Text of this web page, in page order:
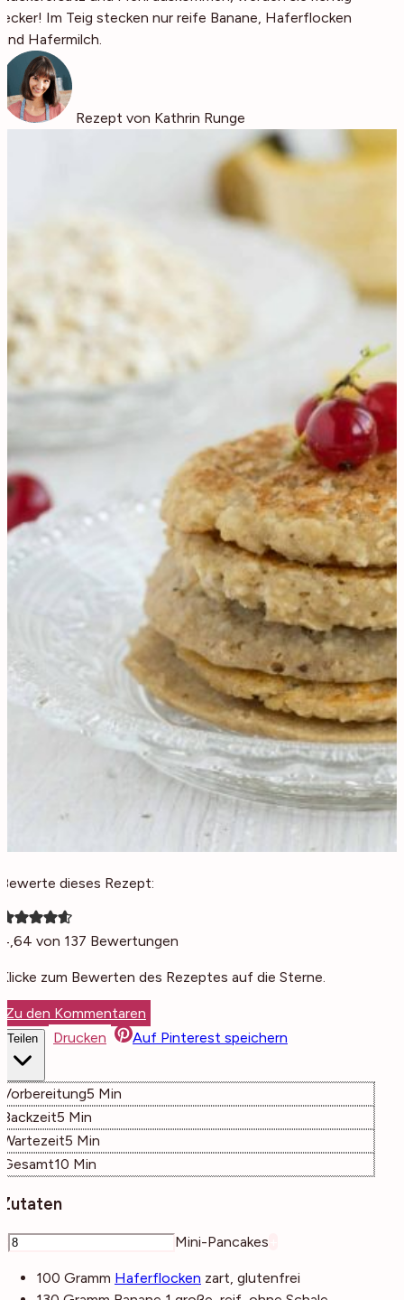
lecker! Im Teig stecken nur reife Banane, Haferflocken
und Hafermilch.
Rezept von Kathrin Runge
Bewerte dieses Rezept:
4,64 von 137 Bewertungen
Klicke zum Bewerten des Rezeptes auf die Sterne.
Zu den Kommentaren
Teilen Drucken Auf Pinterest speichern
Vorbereitung5 Minuten
Min
Backzeit5 Minuten
Min
Wartezeit5 Minuten
Min
Gesamt10 Minuten
Min
Zutaten
Mini-Pancakes
100 Gramm Haferflocken zart, glutenfrei